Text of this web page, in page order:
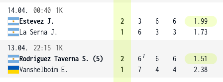
14.04.
00:40
1K
Estevez J.
La Serna J.
2
1
3
6
6
3
6
3
1.99
1.73
13.04.
22:15
1K
Rodriguez Taverna S. (5)
Vanshelboim E.
2
1
67
7
6
4
6
4
1.51
2.38